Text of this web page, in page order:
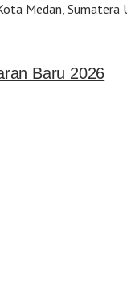
Medan,
Baru 2026